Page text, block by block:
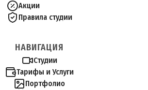
Акции
Правила студии
НАВИГАЦИЯ
Студии
Тарифы и Услуги
Портфолио